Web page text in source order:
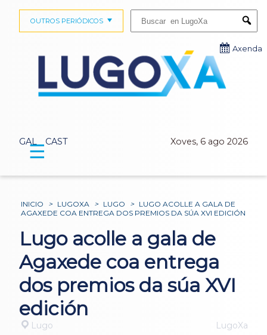
GAL CAST Xoves, 6 ago 2026
OUTROS PERIÓDICOS
Axenda
☰
INICIO > LUGOXA > LUGO > LUGO ACOLLE A GALA DE
AGAXEDE COA ENTREGA DOS PREMIOS DA SÚA XVI EDICIÓN
Lugo acolle a gala de
Agaxede coa entrega
dos premios da súa XVI
edición
Lugo LugoXa